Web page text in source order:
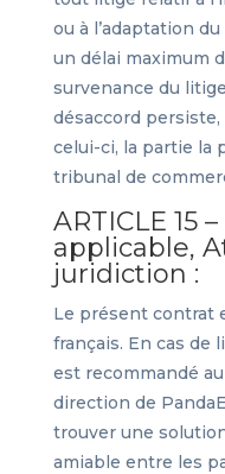
ou à l’adaptation
un délai maximum
survenance du
désaccord
celui-ci, la partie la
tribunal de
ARTICLE 15
applicable,
juridiction :
Le présent contrat
français. En cas de
est recommandé
direction de
trouver une
amiable entre les